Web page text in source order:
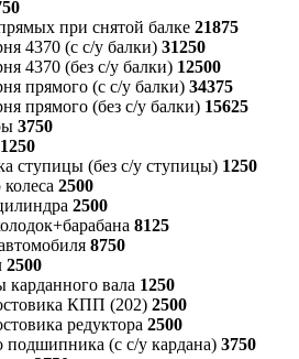
при снятой балке 21875
4370 (с с/у балки) 31250
4370 (без с/у балки) 12500
прямого (с с/у балки) 34375
прямого (без с/у балки) 15625
3750
1250
ступицы (без с/у ступицы) 1250
2500
2500
8125
8750
2500
карданного вала 1250
КПП (202) 2500
редуктора 2500
подшипника (с с/у кардана) 3750